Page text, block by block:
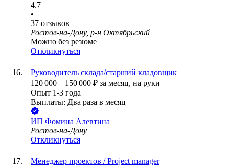
4.7
•
37 отзывов
Ростов-на-Дону, р-н Октябрьский
Можно без резюме
Откликнуться
Руководитель склада/старший кладовщик
120 000 – 150 000 ₽ за месяц, на руки
Опыт 1-3 года
Выплаты: Два раза в месяц
ИП Фомина Алевтина
Ростов-на-Дону
Откликнуться
Менеджер проектов / Project manager